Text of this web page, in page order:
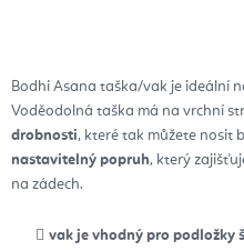
Bodhi Asana taška/vak je ideální
Voděodolná taška má na vrchní
drobnosti, které tak můžete nosit
nastavitelný popruh, který
na zádech.
vak je vhodný pro podložky